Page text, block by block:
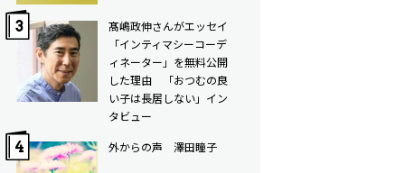
髙嶋政伸さんがエッセイ
「インティマシーコーデ
ィネーター」を無料公開
した理由 「おつむの良
い子は長居しない」イン
タビュー
外からの声 澤田瞳子